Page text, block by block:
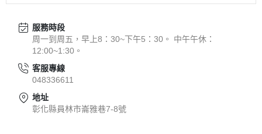
服務時段
周一到周五，早上8：30~下午5：30。 中午午休：
12:00~1:30。
客服專線
048336611
地址
彰化縣員林市崙雅巷7-8號